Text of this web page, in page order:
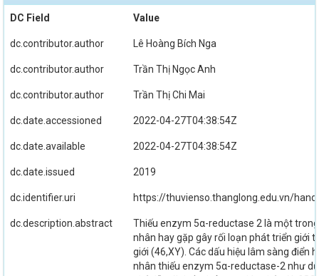
DC Field Value
dc.contributor.author Lê Hoàng Bích Nga
dc.contributor.author Trần Thị Ngọc Anh
dc.contributor.author Trần Thị Chi Mai
dc.date.accessioned 2022-04-27T04:38:54Z
dc.date.available 2022-04-27T04:38:54Z
dc.date.issued 2019
dc.identifier.uri https://thuvienso.thanglong.edu.vn/
dc.description.abstract
Thiếu enzym 5α-reductase 2 là một
nhân hay gặp gây rối loạn phát triển giới
giới (46,XY). Các dấu hiệu lâm sàng điển
nhân thiếu enzym 5α-reductase-2 như